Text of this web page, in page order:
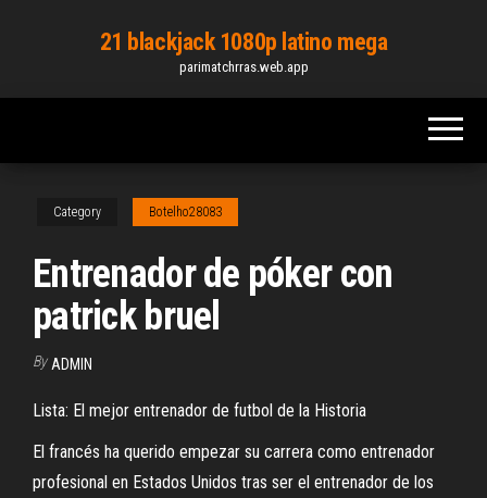
content
21 blackjack 1080p latino mega
parimatchrras.web.app
Category Botelho28083
Entrenador de póker con
patrick bruel
By ADMIN
Lista: El mejor entrenador de futbol de la Historia
El francés ha querido empezar su carrera como entrenador
profesional en Estados Unidos tras ser el entrenador de los